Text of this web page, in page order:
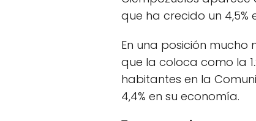
que ha crecido un
En una posición mucho
que la coloca como la
habitantes en la
4,4% en su economía.